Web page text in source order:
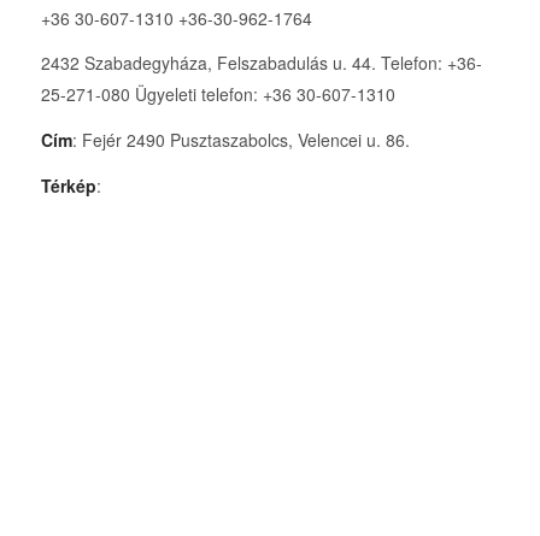
+36 30-607-1310 +36-30-962-1764
2432 Szabadegyháza, Felszabadulás u. 44. Telefon: +36-
25-271-080 Ügyeleti telefon: +36 30-607-1310
Cím: Fejér 2490 Pusztaszabolcs, Velencei u. 86.
Térkép: